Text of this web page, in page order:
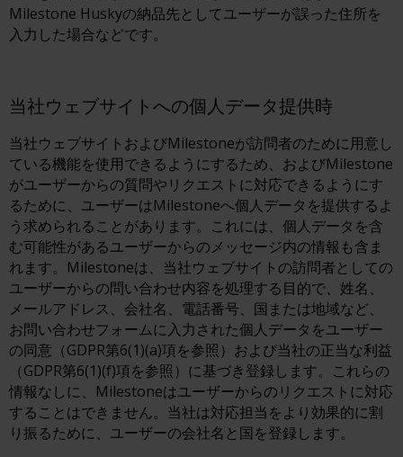
Milestone Huskyの納品先としてユーザーが誤った住所を
入力した場合などです。
当社ウェブサイトへの個人データ提供時
当社ウェブサイトおよびMilestoneが訪問者のために用意し
ている機能を使用できるようにするため、およびMilestone
がユーザーからの質問やリクエストに対応できるようにす
るために、ユーザーはMilestoneへ個人データを提供するよ
う求められることがあります。これには、個人データを含
む可能性があるユーザーからのメッセージ内の情報も含ま
れます。Milestoneは、当社ウェブサイトの訪問者としての
ユーザーからの問い合わせ内容を処理する目的で、姓名、
メールアドレス、会社名、電話番号、国または地域など、
お問い合わせフォームに入力された個人データをユーザー
の同意（GDPR第6(1)(a)項を参照）および当社の正当な利益
（GDPR第6(1)(f)項を参照）に基づき登録します。これらの
情報なしに、Milestoneはユーザーからのリクエストに対応
することはできません。当社は対応担当をより効果的に割
り振るために、ユーザーの会社名と国を登録します。